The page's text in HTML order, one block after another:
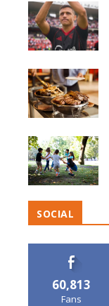
SOCIAL
60,813
Fans